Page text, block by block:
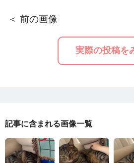
＜ 前の画像
実際の投稿を
記事に含まれる画像一覧